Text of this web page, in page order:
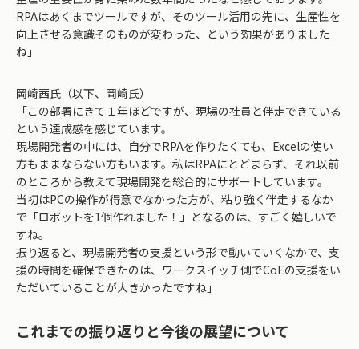
RPAはあくまでツールですが、そのツール活用の先に、生産性を
向上させる意識そのものが変わった、という効果がありました
ね」
岡崎茜氏（以下、岡崎氏）
「この部署にきて１年ほどですが、現場の社員と伴走できている
という達成感を感じています。
現場開発者の中には、自分でRPAを作りたくても、Excelの使い
方もままならない方もいます。私はRPAにとどまらず、それ以前
のところから教えて現場開発を総合的にサポートしています。
当初はPCの操作が得意でなかった方が、粘り強く伴走するなか
で「ロボットを1個作れました！」となるのは、すごく嬉しいで
すね。
振り返ると、現場開発者の支援という形で動いていくなかで、支
援の時間を確保できたのは、ワークスイッチ側でCoEの支援をい
ただいていることが大きかったですね」
これまでの振り返りと今後の展望について